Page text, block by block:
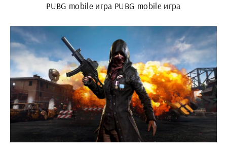
PUBG mobile игра PUBG mobile игра